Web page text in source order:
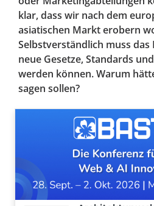
klar, dass wir nach dem
asiatischen Markt erobern
Selbstverständlich muss
neue Gesetze, Standards
werden können. Warum
sagen sollen?